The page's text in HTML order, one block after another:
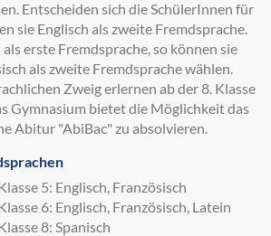
Entscheiden sich die SchülerInnen für
sie Englisch als zweite Fremdsprache.
erste Fremdsprache, so können sie
als zweite Fremdsprache wählen.
Zweig erlernen ab der 8. Klasse
Gymnasium bietet die Möglichkeit das
Abitur "AbiBac" zu absolvieren.
5: Englisch, Französisch
6: Englisch, Französisch, Latein
8: Spanisch